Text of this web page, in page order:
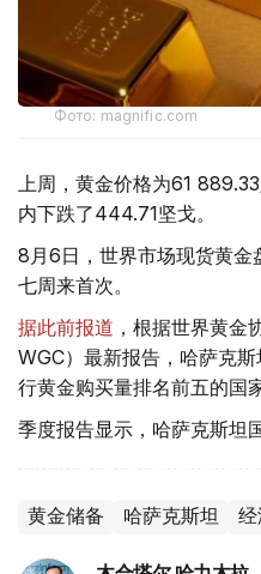
Фото: magnific.com
上周，黄金价格为61
内下跌了444.71坚戈。
8月6日，世界市场现货黄
七周来首次。
据此前报道 ，根据世界黄
WGC）最新报告，哈萨克
行黄金购买量排名前五的国
季度报告显示，哈萨克斯坦
黄金储备 哈萨克斯坦